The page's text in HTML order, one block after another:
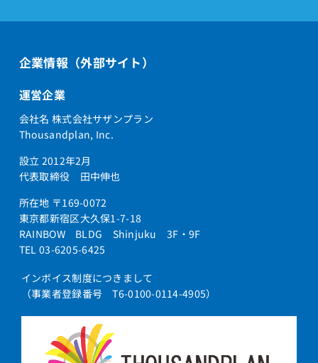
企業情報（外部サイト）
運営企業
会社名 株式会社サザンプラン
Thousandplan, Inc.
設立 2012年2月
代表取締役 田中伸也
所在地 〒169-0072
東京都新宿区大久保1-7-18
RAINBOW BLDG Shinjuku 3F・9F
TEL 03-6205-6425
インボイス制度につきまして
（事業者登録番号 T6-0100-0114-4905）